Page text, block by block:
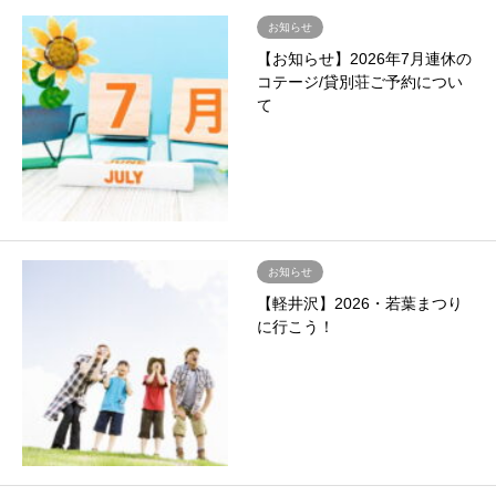
お知らせ
【お知らせ】2026年7月連休の
コテージ/貸別荘ご予約につい
て
お知らせ
【軽井沢】2026・若葉まつり
に行こう！